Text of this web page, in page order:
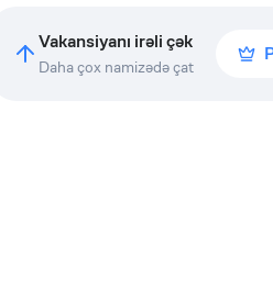
Vakansiyanı irəli çək
Daha çox namizədə çat